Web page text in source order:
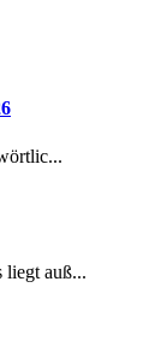
liegt auß...